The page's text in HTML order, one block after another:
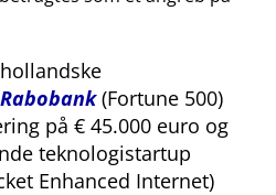
Rabobank(Fortune 500)
på € 45.000 euro og
teknologistartup
Enhanced Internet)